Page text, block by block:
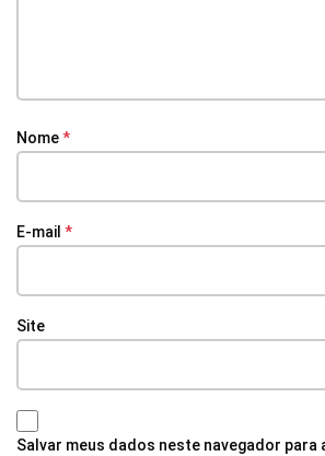
Nome*
E-mail *
Site
Salvar meus dados neste navegador para